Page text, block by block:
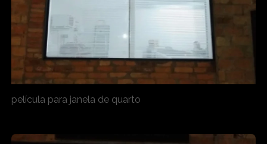
película para janela de quarto